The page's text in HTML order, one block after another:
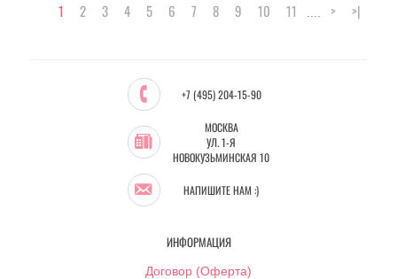
1 2 3 4 5 6 7 8 9 10 11 > >|
+7 (495) 204-15-90
МОСКВА
УЛ. 1-Я
НОВОКУЗЬМИНСКАЯ 10
НАПИШИТЕ НАМ :)
ИНФОРМАЦИЯ
Договор (Оферта)